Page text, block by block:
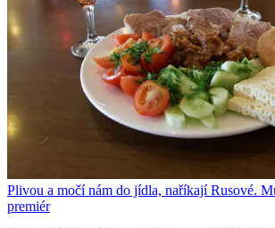
Plivou a močí nám do jídla, naříkají Rusové.
premiér